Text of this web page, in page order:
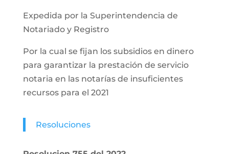
Expedida por la Superintendencia de
Notariado y Registro
Por la cual se fijan los subsidios en dinero
para garantizar la prestación de servicio
notaria en las notarías de insuficientes
recursos para el 2021
Resoluciones